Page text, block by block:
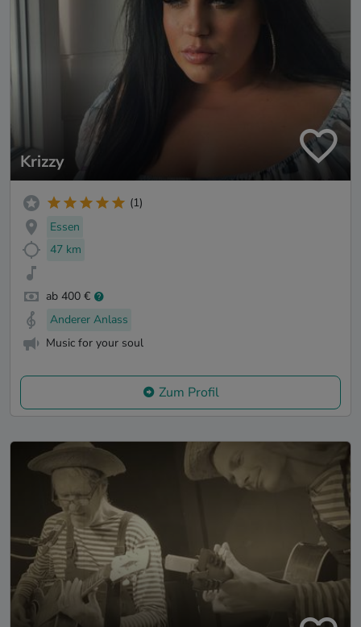
Krizzy
(1)
Essen
47 km
ab 400 €
Anderer Anlass
Music for your soul
Zum Profil